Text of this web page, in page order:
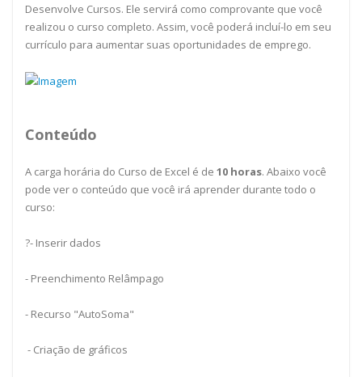
Desenvolve Cursos. Ele servirá como comprovante que você
realizou o curso completo. Assim, você poderá incluí-lo em seu
currículo para aumentar suas oportunidades de emprego.
Conteúdo
A carga horária do Curso de Excel é de 10 horas. Abaixo você
pode ver o conteúdo que você irá aprender durante todo o
curso:
?- Inserir dados
- Preenchimento Relâmpago
- Recurso "AutoSoma"
- Criação de gráficos